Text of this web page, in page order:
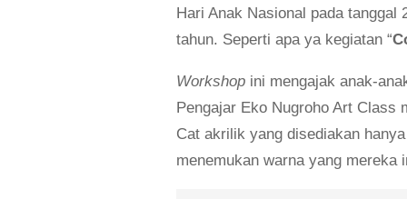
Hari Anak Nasional pada
tahun. Seperti apa ya kegiatan “
Workshop ini mengajak anak-
Pengajar Eko Nugroho Art Class
Cat akrilik yang disediakan
menemukan warna yang mereka